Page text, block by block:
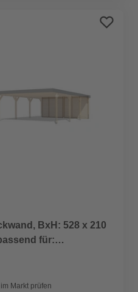
BxH: 528 x 210
für:
Markt prüfen